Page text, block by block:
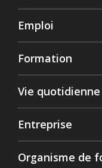
Emploi
Formation
Vie quotidienne
Entreprise
Organisme de